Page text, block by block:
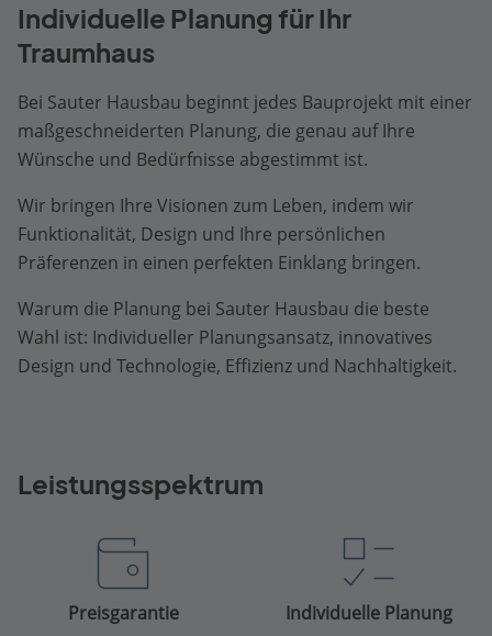
Individuelle Planung für Ihr
Traumhaus
Bei Sauter Hausbau beginnt jedes Bauprojekt mit einer
maßgeschneiderten Planung, die genau auf Ihre
Wünsche und Bedürfnisse abgestimmt ist.
Wir bringen Ihre Visionen zum Leben, indem wir
Funktionalität, Design und Ihre persönlichen
Präferenzen in einen perfekten Einklang bringen.
Warum die Planung bei Sauter Hausbau die beste
Wahl ist: Individueller Planungsansatz, innovatives
Design und Technologie, Effizienz und Nachhaltigkeit.
Leistungsspektrum
Preisgarantie Individuelle Planung